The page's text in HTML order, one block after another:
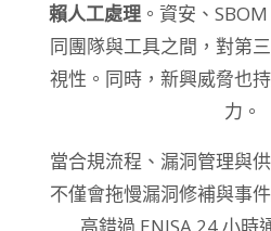
賴人工處理。資安、
同團隊與工具之間，對第
視性。同時，新興威脅也
力。
當合規流程、漏洞管理與
不僅會拖慢漏洞修補與事